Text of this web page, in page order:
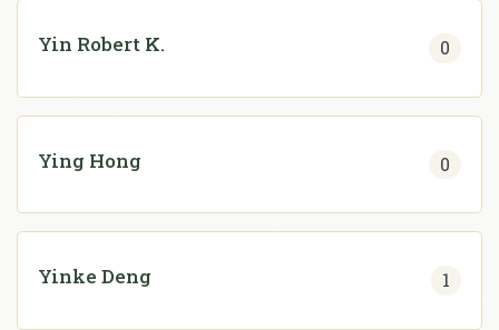
Yin Robert K. 0
Ying Hong 0
Yinke Deng 1